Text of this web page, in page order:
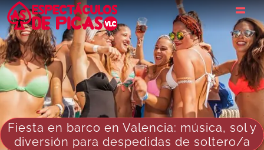
Fiesta en barco en Valencia: música, sol y
diversión para despedidas de soltero/a